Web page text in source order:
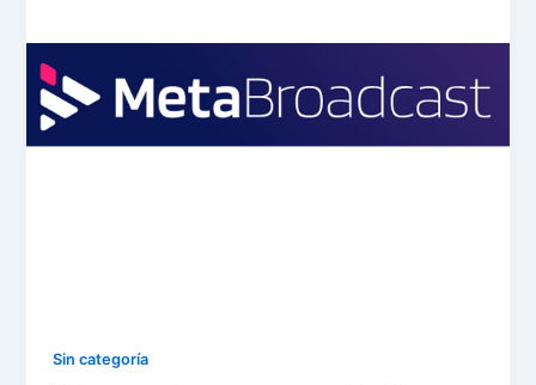
Sin categoría